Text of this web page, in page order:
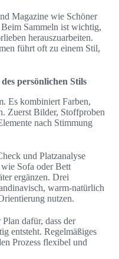
Magazine wie Schöner
Sammeln ist wichtig,
herauszuarbeiten.
führt oft zu einem Stil,
persönlichen Stils
Es kombiniert Farben,
Zuerst Bilder, Stoffproben
nach Stimmung
und Platzanalyse
Sofa oder Bett
ergänzen. Drei
warm-natürlich
nutzen.
dafür, dass der
entsteht. Regelmäßiges
Prozess flexibel und